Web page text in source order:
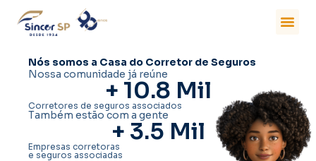
Nós somos a Casa do Corretor de Seguros
Nossa comunidade já reúne
+ 10.8 Mil
Corretores de seguros associados
Também estão com a gente
+ 3.5 Mil
Empresas corretoras
e seguros associadas